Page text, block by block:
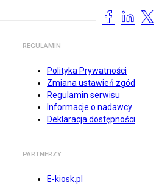
REGULAMIN
Polityka Prywatności
Zmiana ustawień zgód
Regulamin serwisu
Informacje o nadawcy
Deklaracja dostępności
PARTNERZY
E-kiosk.pl